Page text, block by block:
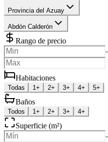
Provincia del Azuay
Abdón Calderón
Rango de precio
Habitaciones
Todas 1+ 2+ 3+ 4+ 5+
Baños
Todos 1+ 2+ 3+ 4+
Superficie (m²)